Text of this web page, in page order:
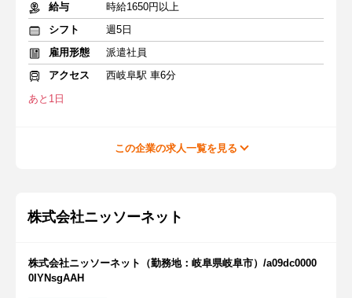
給与
時給1650円以上
シフト
週5日
雇用形態
派遣社員
アクセス
西岐阜駅 車6分
あと1日
この企業の求人一覧を見る
株式会社ニッソーネット
株式会社ニッソーネット（勤務地：岐阜県岐阜市）/a09dc0000
0IYNsgAAH